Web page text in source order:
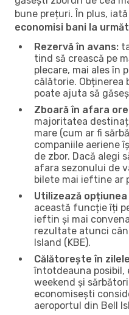
bune prețuri. În plus, iată
economisi bani la
Rezervă în avans:
tind să crească pe
plecare, mai ales în
călătorie. Obținerea
poate ajuta să
Zboară în afara
majoritatea
mare (cum ar fi
companiile aeriene
de zbor. Dacă alegi
afara sezonului de
bilete mai ieftine ar
Utilizează
această funcție îți
ieftin și mai
rezultate atunci
Island (KBE).
Călătorește în
întotdeauna posibil,
weekend și
economisești
aeroportul din Bell